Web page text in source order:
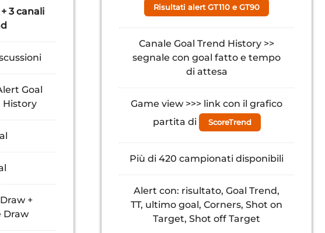
3 canali
Goal
History
+
Draw
Risultati alert GT110 e GT90
Canale Goal Trend History >>
segnale con goal fatto e tempo
di attesa
Game view >>> link con il grafico
partita di
ScoreTrend
Più di 420 campionati disponibili
Alert con: risultato, Goal Trend,
TT, ultimo goal, Corners, Shot on
Target, Shot off Target